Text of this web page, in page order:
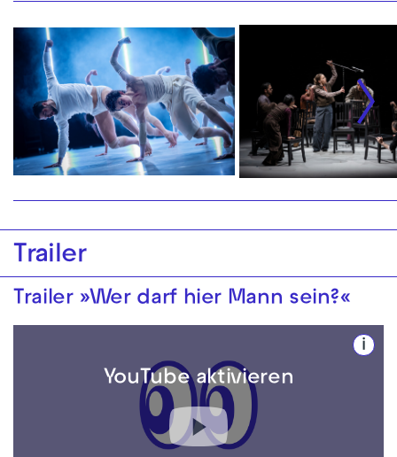
Trailer
Trailer »Wer darf hier Mann sein?«
YouTube aktivieren
i